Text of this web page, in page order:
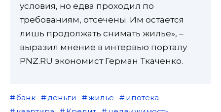
условия, но едва проходил по
требованиям, отсечены. Им остается
лишь продолжать снимать жилье», –
выразил мнение в интервью порталу
PNZ.RU экономист Герман Ткаченко.
банк деньги жилье
ипотека